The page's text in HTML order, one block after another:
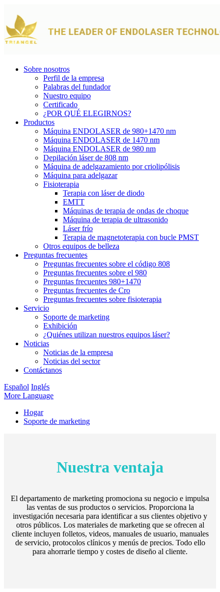
Sobre nosotros
Perfil de la empresa
Palabras del fundador
Nuestro equipo
Certificado
¿POR QUÉ ELEGIRNOS?
Productos
Máquina ENDOLASER de 980+1470 nm
Máquina ENDOLASER de 1470 nm
Máquina ENDOLASER de 980 nm
Depilación láser de 808 nm
Máquina de adelgazamiento por criolipólisis
Máquina para adelgazar
Fisioterapia
Terapia con láser de diodo
EMTT
Máquinas de terapia de ondas de choque
Máquina de terapia de ultrasonido
Láser frío
Terapia de magnetoterapia con bucle PMST
Otros equipos de belleza
Preguntas frecuentes
Preguntas frecuentes sobre el código 808
Preguntas frecuentes sobre el 980
Preguntas frecuentes 980+1470
Preguntas frecuentes de Cro
Preguntas frecuentes sobre fisioterapia
Servicio
Soporte de marketing
Exhibición
¿Quiénes utilizan nuestros equipos láser?
Noticias
Noticias de la empresa
Noticias del sector
Contáctanos
Español Inglés
More Language
Hogar
Soporte de marketing
Nuestra ventaja
El departamento de marketing promociona su negocio e impulsa
las ventas de sus productos o servicios. Proporciona la
investigación necesaria para identificar a sus clientes objetivo y
otros públicos. Los materiales de marketing que se ofrecen al
cliente incluyen folletos, videos, manuales de usuario, manuales
de servicio, protocolos clínicos y menús de precios. Todo ello
para ahorrarle tiempo y costes de diseño al cliente.